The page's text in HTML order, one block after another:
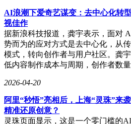
AI浪潮下爱奇艺谋变：去中心化转
视佳作
据新浪科技报道，龚宇表示，面对
势而为的应对方式是去中心化，从
模式，转向创作者与用户社区。龚
低内容制作成本与周期，创作者数
2026-04-20
阿里“秒悟”亮相后，上海“灵珠”来
精准还原创意？
灵珠页面显示，这是一个零门槛的